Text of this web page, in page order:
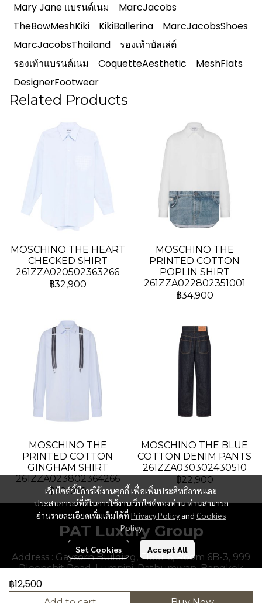
Mary Jane แบรนด์เนม
MarcJacobs
TheBowMeshKiki
KikiBallerina
MarcJacobsShoes
MarcJacobsThailand
รองเท้าบัลเล่ต์
รองเท้าแบรนด์เนม
CoquetteAesthetic
MeshFlats
DesignerFootwear
Related Products
MOSCHINO THE HEART
CHECKED SHIRT
261ZZA020502363266
฿32,900
MOSCHINO THE
PRINTED COTTON
POPLIN SHIRT
261ZZA022802351001
฿34,900
MOSCHINO THE
PRINTED COTTON
GINGHAM SHIRT
261ZZA023802364266
฿29,900
MOSCHINO THE BLUE
COTTON DENIM PANTS
261ZZA030302430510
฿22,900
฿12,500
เว็บไซต์นี้มีการใช้งานคุกกี้ เพื่อเพิ่มประสิทธิภาพและ
ประสบการณ์ที่ดีในการใช้งานเว็บไซต์ของท่าน ท่านสามารถ
อ่านรายละเอียดเพิ่มเติมได้ที่ Privacy Policy and Cookies
Policy
Set Cookies Accept All
PAT Luxury Group
Address : Gaysorn Building, Floor 6, Room 6B-3, 999
Ploenchit Road, Lumpini, Pathumwan, Bangkok